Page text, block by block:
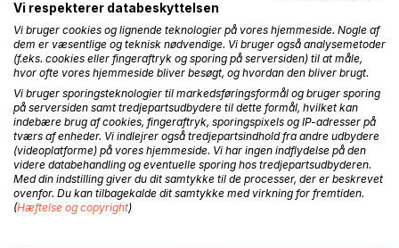
Min mor har fået Levy Body Demens. Derfor lavede vi
nogle samtaler, som vi optog på bånd.
Det var mit ønske, at mor skulle fortælle frit fra leveren om
sit almindelige liv. Jeg skulle lytte og være til stede. Hvis
jeg så anede, at mor ville åbne skodderne for sine indre
tanker, håbede jeg, at min fortrolige tilstedeværelse og
enkelte spørgsmål kunne inspirere hende til at løsne helt
op. Det var mit inderste ønske.
Ulykkelig skænderier, selvmordsforsøg, min bror Peters
selvmord. Tiden efter fars død. Hendes søgen efter et nyt
liv, en ny kæreste og senere ny mand. Hvorfor var vi ikke
Vi respekterer databeskyttelsen
Vi bruger cookies og lignende teknologier på vores hjemmeside. Nogle af
dem er væsentlige og teknisk nødvendige. Vi bruger også analysemetoder
(f.eks. cookies eller fingeraftryk og sporing på serversiden) til at måle,
hvor ofte vores hjemmeside bliver besøgt, og hvordan den bliver brugt.
Vi bruger sporingsteknologier til markedsføringsformål og bruger sporing
på serversiden samt tredjepartsudbydere til dette formål, hvilket kan
indebære brug af cookies, fingeraftryk, sporingspixels og IP-adresser på
tværs af enheder. Vi indlejrer også tredjepartsindhold fra andre udbydere
(videoplatforme) på vores hjemmeside. Vi har ingen indflydelse på den
videre databehandling og eventuelle sporing hos tredjepartsudbyderen.
Med din indstilling giver du dit samtykke til de processer, der er beskrevet
ovenfor. Du kan tilbagekalde dit samtykke med virkning for fremtiden.
(Hæftelse og copyright)